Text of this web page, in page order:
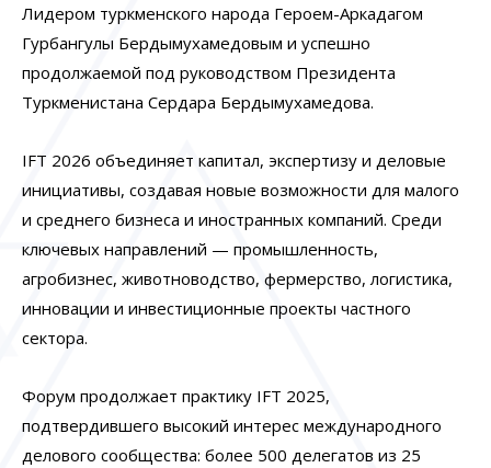
Лидером туркменского народа Героем-Аркадагом
Гурбангулы Бердымухамедовым и успешно
продолжаемой под руководством Президента
Туркменистана Сердара Бердымухамедова.
IFT 2026 объединяет капитал, экспертизу и деловые
инициативы, создавая новые возможности для малого
и среднего бизнеса и иностранных компаний. Среди
ключевых направлений — промышленность,
агробизнес, животноводство, фермерство, логистика,
инновации и инвестиционные проекты частного
сектора.
Форум продолжает практику IFT 2025,
подтвердившего высокий интерес международного
делового сообщества: более 500 делегатов из 25